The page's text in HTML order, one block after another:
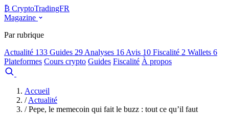
₿ CryptoTradingFR
Magazine
Par rubrique
Actualité 133 Guides 29 Analyses 16 Avis 10 Fiscalité 2 Wallets 6
Plateformes Cours crypto Guides Fiscalité À propos
Accueil
/ Actualité
/ Pepe, le memecoin qui fait le buzz : tout ce qu’il faut